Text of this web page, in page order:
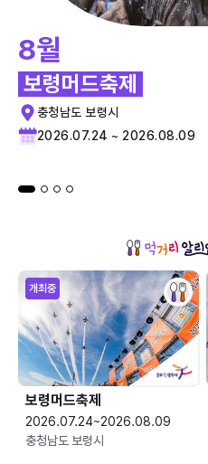
8월
보령머드축제
충청남도 보령시
2026.07.24 ~ 2026.08.09
개최중
보령머드축제
2026.07.24~2026.08.09
충청남도 보령시